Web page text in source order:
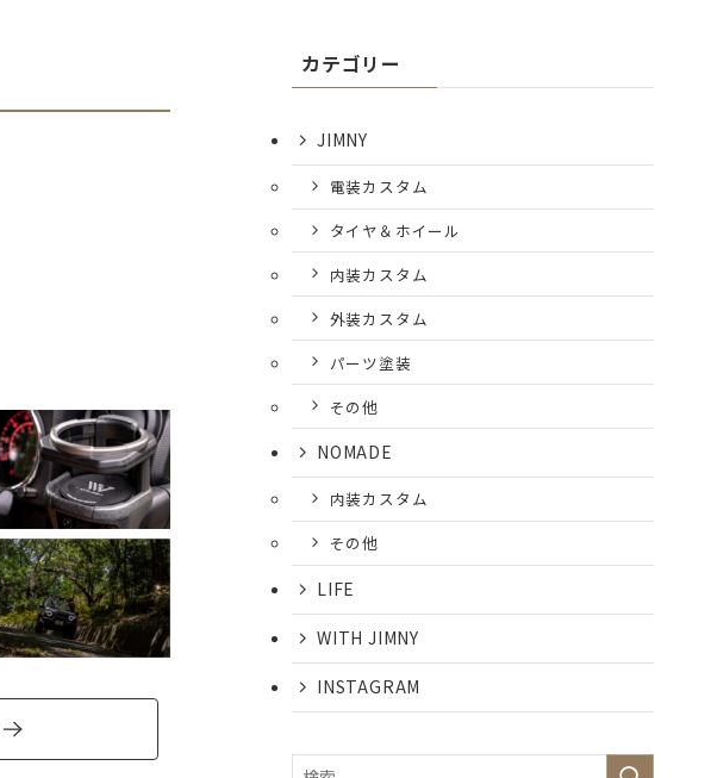
カテゴリー
JIMNY
電装カスタム
タイヤ＆ホイール
内装カスタム
外装カスタム
パーツ塗装
その他
NOMADE
内装カスタム
その他
LIFE
WITH JIMNY
INSTAGRAM